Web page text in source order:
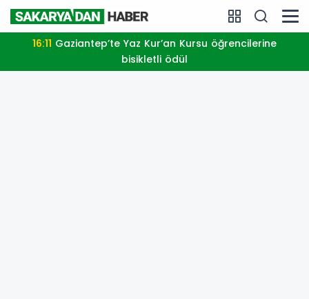
16:11
bisikletli ödül